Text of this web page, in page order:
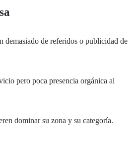
demasiado de referidos o publicidad de
pero poca presencia orgánica al
dominar su zona y su categoría.